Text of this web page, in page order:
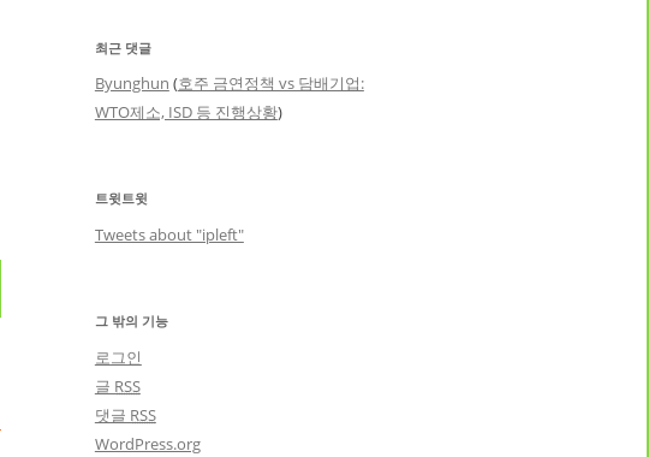
최근 댓글
Byunghun (호주 금연정책 vs 담배기업:
WTO제소, ISD 등 진행상황)
트윗트윗
Tweets about "ipleft"
그 밖의 기능
로그인
글 RSS
댓글 RSS
WordPress.org